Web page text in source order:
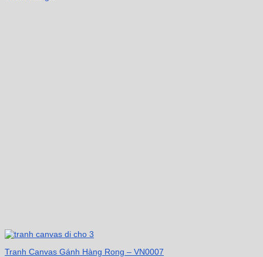
Tranh Canvas Gánh Hàng Rong – VN0007